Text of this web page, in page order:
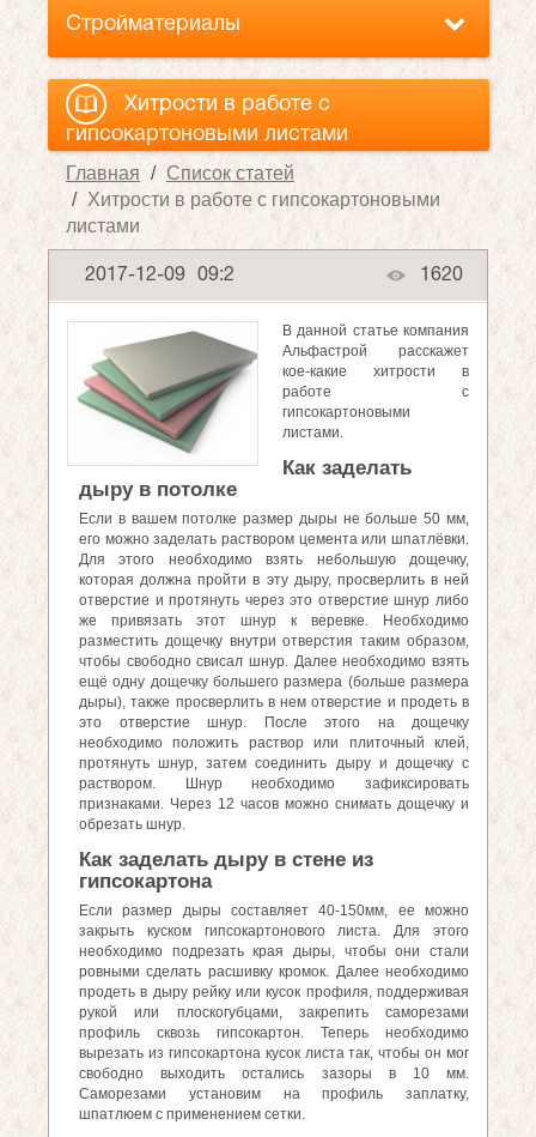
Стройматериалы
Хитрости в работе с
гипсокартоновыми листами
Главная
Список статей
Хитрости в работе с гипсокартоновыми
листами
2017-12-09 09:2 1620
В данной статье компания
Альфастрой расскажет
кое-какие хитрости в
работе с
гипсокартоновыми
листами.
Как заделать
дыру в потолке
Если в вашем потолке размер дыры не больше 50 мм,
его можно заделать раствором цемента или шпатлёвки.
Для этого необходимо взять небольшую дощечку,
которая должна пройти в эту дыру, просверлить в ней
отверстие и протянуть через это отверстие шнур либо
же привязать этот шнур к веревке. Необходимо
разместить дощечку внутри отверстия таким образом,
чтобы свободно свисал шнур. Далее необходимо взять
ещё одну дощечку большего размера (больше размера
дыры), также просверлить в нем отверстие и продеть в
это отверстие шнур. После этого на дощечку
необходимо положить раствор или плиточный клей,
протянуть шнур, затем соединить дыру и дощечку с
раствором. Шнур необходимо зафиксировать
признаками. Через 12 часов можно снимать дощечку и
обрезать шнур.
Как заделать дыру в стене из
гипсокартона
Если размер дыры составляет 40-150мм, ее можно
закрыть куском гипсокартонового листа. Для этого
необходимо подрезать края дыры, чтобы они стали
ровными сделать расшивку кромок. Далее необходимо
продеть в дыру рейку или кусок профиля, поддерживая
рукой или плоскогубцами, закрепить саморезами
профиль сквозь гипсокартон. Теперь необходимо
вырезать из гипсокартона кусок листа так, чтобы он мог
свободно выходить остались зазоры в 10 мм.
Саморезами установим на профиль заплатку,
шпатлюем с применением сетки.